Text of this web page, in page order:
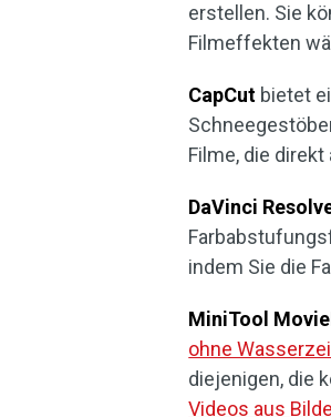
erstellen. Sie
Filmeffekten
CapCut bietet
Filme, die
DaVinci
indem Sie die
MiniTool
ohne
diejenigen, die
Videos aus